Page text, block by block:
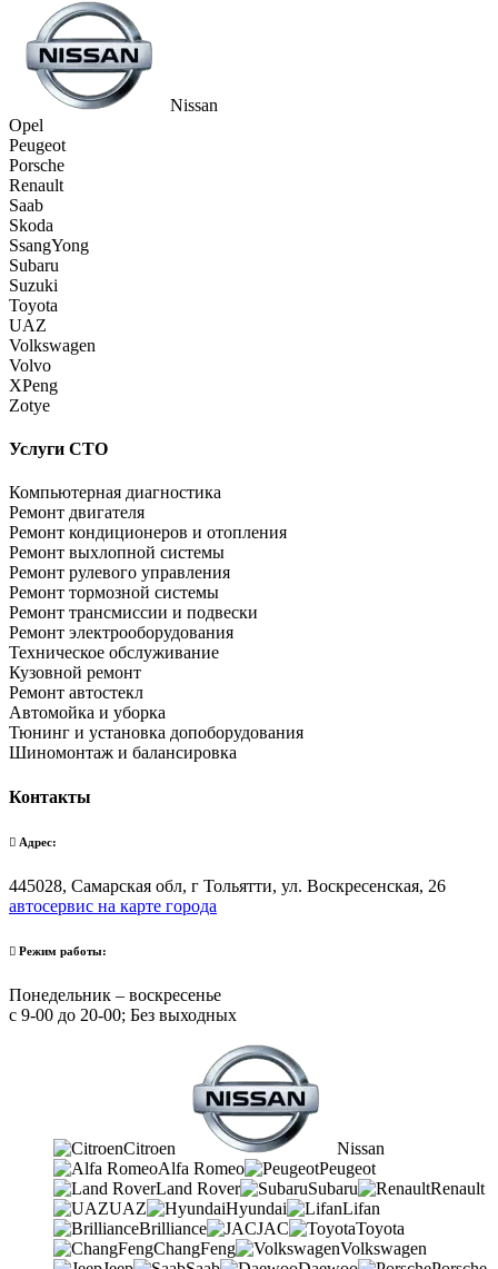
Nissan
Opel
Peugeot
Porsche
Renault
Saab
Skoda
SsangYong
Subaru
Suzuki
Toyota
UAZ
Volkswagen
Volvo
XPeng
Zotye
Услуги СТО
Компьютерная диагностика
Ремонт двигателя
Ремонт кондиционеров и отопления
Ремонт выхлопной системы
Ремонт рулевого управления
Ремонт тормозной системы
Ремонт трансмиссии и подвески
Ремонт электрооборудования
Техническое обслуживание
Кузовной ремонт
Ремонт автостекл
Автомойка и уборка
Тюнинг и установка допоборудования
Шиномонтаж и балансировка
Контакты
Адрес:
445028, Самарская обл, г Тольятти, ул. Воскресенская, 26
автосервис на карте города
Режим работы:
Понедельник – воскресенье
с 9-00 до 20-00; Без выходных
Citroen
Nissan
Alfa Romeo
Peugeot
Land Rover
Subaru
Renault
UAZ
Hyundai
Lifan
Brilliance
JAC
Toyota
ChangFeng
Volkswagen